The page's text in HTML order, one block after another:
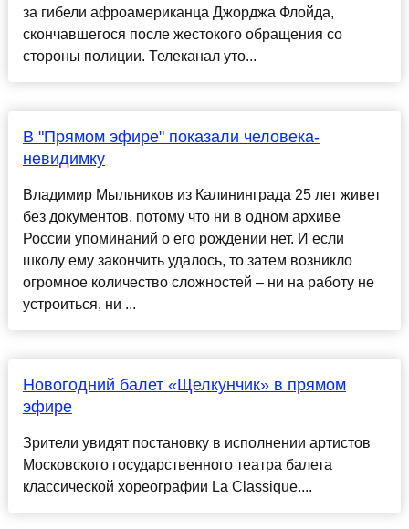
за гибели афроамериканца Джорджа Флойда,
скончавшегося после жестокого обращения со
стороны полиции. Телеканал уто...
В "Прямом эфире" показали человека-
невидимку
Владимир Мыльников из Калининграда 25 лет живет
без документов, потому что ни в одном архиве
России упоминаний о его рождении нет. И если
школу ему закончить удалось, то затем возникло
огромное количество сложностей – ни на работу не
устроиться, ни ...
Новогодний балет «Щелкунчик» в прямом
эфире
Зрители увидят постановку в исполнении артистов
Московского государственного театра балета
классической хореографии La Classique....